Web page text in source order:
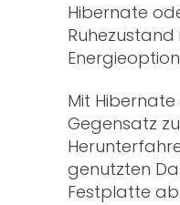
Hibernate
Mit
Gegensatz
genutzten
Festplatte ab.